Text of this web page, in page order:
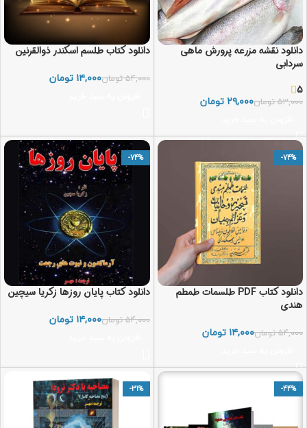
دانلود نقشه مزرعه پرورش ماهی
سردابی
5
۵۳,۰۰۰تومان۲۹,۰۰۰ تومان
دانلود کتاب طلسم اسکندر ذوالقرنین
۵۴,۰۰۰تومان۱۴,۰۰۰ تومان
-74%
دانلود کتاب PDF طلسمات طمطم
هندی
۵۴,۰۰۰تومان۱۴,۰۰۰ تومان
-74%
دانلود کتاب پایان روزها زکریا سیچین
۵۴,۰۰۰تومان۱۴,۰۰۰ تومان
-44%
-31%